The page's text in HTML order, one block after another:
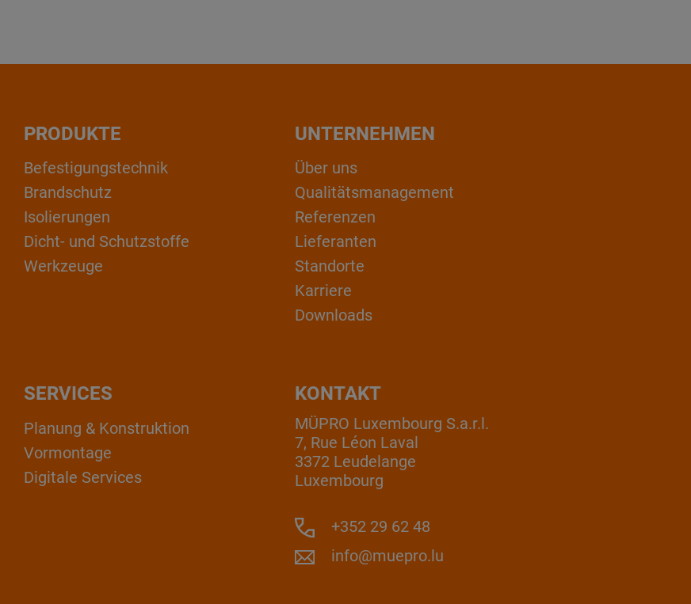
PRODUKTE
Befestigungstechnik
Brandschutz
Isolierungen
Dicht- und Schutzstoffe
Werkzeuge
UNTERNEHMEN
Über uns
Qualitätsmanagement
Referenzen
Lieferanten
Standorte
Karriere
Downloads
KONTAKT
MÜPRO Luxembourg S.a.r.l.
7, Rue Léon Laval
3372 Leudelange
Luxembourg
+352 29 62 48
info@muepro.lu
SERVICES
Planung & Konstruktion
Vormontage
Digitale Services